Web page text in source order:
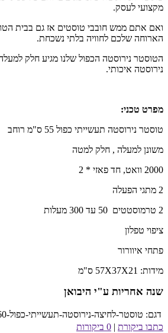
מקצועי לעסק.
ואם אתם ממש חובבי טוסטים אז גם בבית
הארוחה שלכם לחוויה בלתי נשכחת.
הטוסטר נירוסטה הכפול שלנו מגיע חלק
נירוסטה איכותי.
מפרט טכני:
טוסטר נירוסטה תעשייתי כפול 55 ס"מ רוחב
משונן למעלה , חלק למטה
2000 וואט, חד פאזי * 2
2 מתגי הפעלה
2 טרמוסטטים 50 עד 300 מעלות
ציפוי טפלון
פתחי איוורור
מידות: 57X37X21 ס"מ
שנה אחריות ע"י היבואן
דגם: טוסטר-לחיצה-נירוסטה-תעשייתי-כפול-60-ס-מ-רוחב
כתבו ביקורת | 0 ביקורות